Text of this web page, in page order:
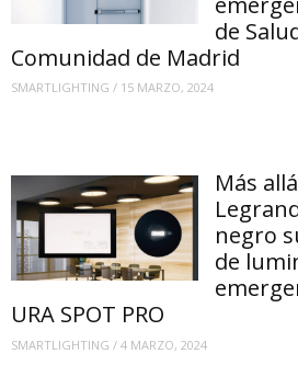
de
Comunidad de Madrid
SMARTLIGHTING / 15 MARZO, 2024
Más
negro
de
URA SPOT PRO
SMARTLIGHTING / 4 MARZO, 2024